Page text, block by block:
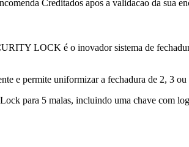
Creditados apos a validacao da sua
LOCK é o inovador sistema de
e permite uniformizar a fechadura de 2, 3
para 5 malas, incluindo uma chave com